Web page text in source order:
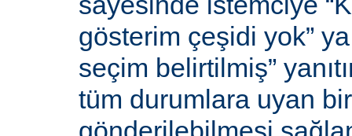
gösterim çeşidi yok”
seçim belirtilmiş”
tüm durumlara uyan